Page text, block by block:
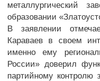
металлургический
образовании
В заявлении
Караваев в своем
именно ему
России» доверил
партийному контролю